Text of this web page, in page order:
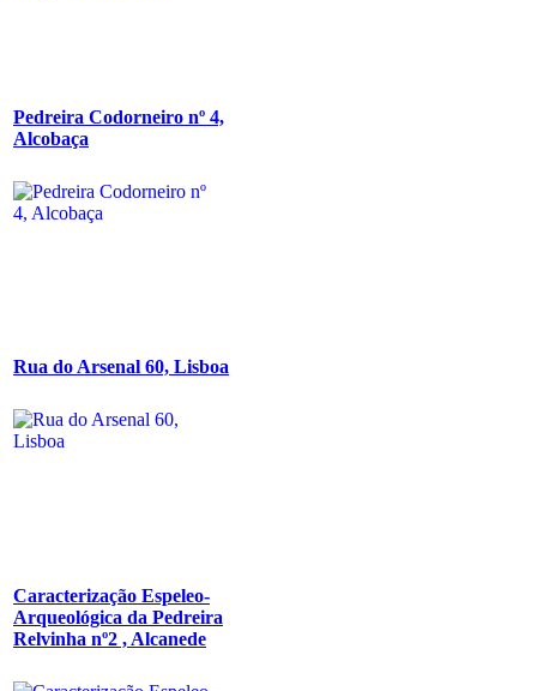
Pedreira Codorneiro nº 4,
Alcobaça
Rua do Arsenal 60, Lisboa
Caracterização Espeleo-
Arqueológica da Pedreira
Relvinha nº2 , Alcanede